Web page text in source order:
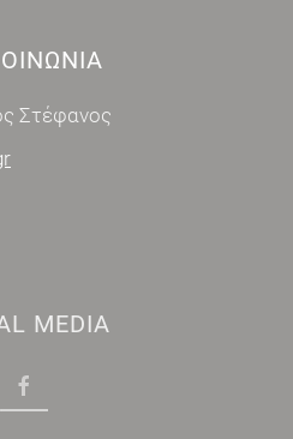
Στέφανος
MEDIA